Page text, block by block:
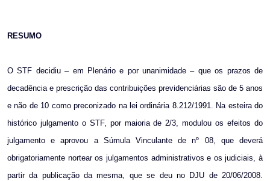
RESUMO
O STF decidiu – em Plenário e por unanimidade – que os prazos de
decadência e prescrição das contribuições previdenciárias são de 5 anos
e não de 10 como preconizado na lei ordinária 8.212/1991. Na esteira do
histórico julgamento o STF, por maioria de 2/3, modulou os efeitos do
julgamento e aprovou a Súmula Vinculante de nº 08, que deverá
obrigatoriamente nortear os julgamentos administrativos e os judiciais, à
partir da publicação da mesma, que se deu no DJU de 20/06/2008.